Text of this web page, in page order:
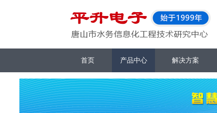
首页 产品中心 解决方案